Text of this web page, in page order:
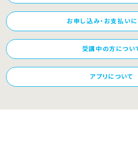
お申し込み・お支払い
受講中の方につい
アプリについて